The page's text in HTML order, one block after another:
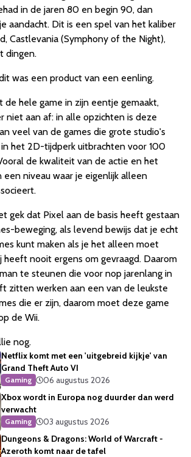
in de jaren 80 en begin 90, dan
aandacht. Dit is een spel van het kaliber
Castlevania (Symphony of the Night),
dingen.
was een product van een eenling.
de hele game in zijn eentje gemaakt,
niet aan af: in alle opzichten is deze
veel van de games die grote studio's
het 2D-tijdperk uitbrachten voor 100
de kwaliteit van de actie en het
niveau waar je eigenlijk alleen
gek dat Pixel aan de basis heeft gestaan
beweging, als levend bewijs dat je echt
kunt maken als je het alleen moet
heeft nooit ergens om gevraagd. Daarom
te steunen die voor nop jarenlang in
zitten werken aan een van de leukste
die er zijn, daarom moet deze game
de Wii.
nog.
Netflix komt met een 'uitgebreid kijkje' van
Grand Theft Auto VI
Gaming
06 augustus 2026
Xbox wordt in Europa nog duurder dan werd
verwacht
Gaming
03 augustus 2026
Dungeons & Dragons: World of Warcraft -
Azeroth komt naar de tafel